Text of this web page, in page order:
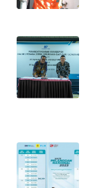
SERAMBI
WN
JAMBI
SULTRA
WN